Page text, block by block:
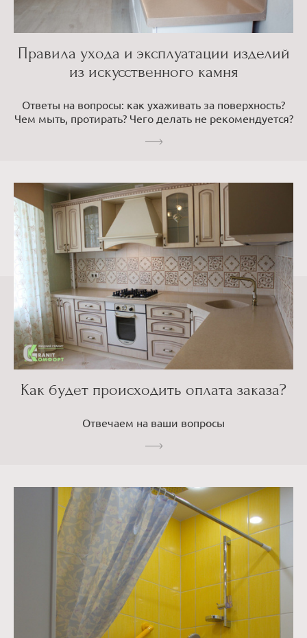
Правила ухода и эксплуатации изделий
из искусственного камня
Ответы на вопросы: как ухаживать за поверхность?
Чем мыть, протирать? Чего делать не рекомендуется?
Как будет происходить оплата заказа?
Отвечаем на ваши вопросы